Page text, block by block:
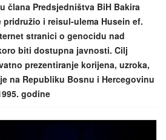
člana Predsjedništva BiH Bakira
i reisul-ulema Husein ef.
stranici o genocidu nad
biti dostupna javnosti. Cilj
prezentiranje korijena, uzroka,
na Republiku Bosnu i Hercegovinu
godine